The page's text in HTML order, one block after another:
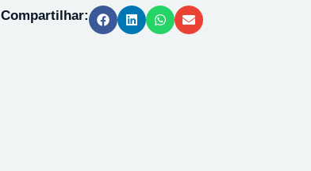
-
Compartilhar: